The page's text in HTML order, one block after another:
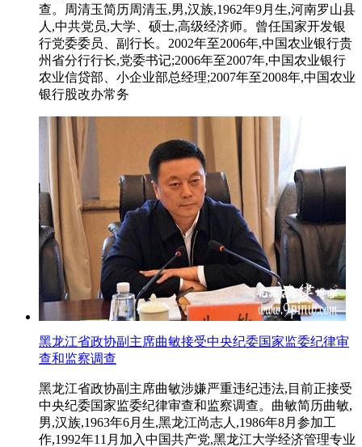
查。周清玉简历周清玉,男,汉族,1962年9月生,河南罗山县
人,中共党员,大学、硕士,高级经济师。曾任国家开发银
行党委委员、副行长。2002年至2006年,中国农业银行贵
州省分行行长,党委书记;2006年至2007年,中国农业银行
农业信贷部、小企业部总经理;2007年至2008年,中国农业
银行股改办常务
黑龙江省政协副主席曲敏接受中央纪委国家监委纪律审
查和监察调查
黑龙江省政协副主席曲敏涉嫌严重违纪违法,目前正接受
中央纪委国家监委纪律审查和监察调查。曲敏简历曲敏,
男,汉族,1963年6月生,黑龙江尚志人,1986年8月参加工
作,1992年11月加入中国共产党,黑龙江大学经济管理专业